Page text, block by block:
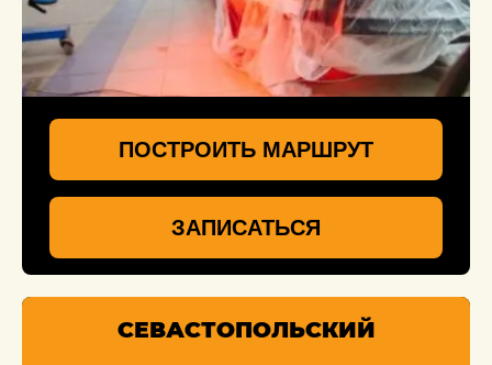
ПОСТРОИТЬ МАРШРУТ
ЗАПИСАТЬСЯ
СЕВАСТОПОЛЬСКИЙ